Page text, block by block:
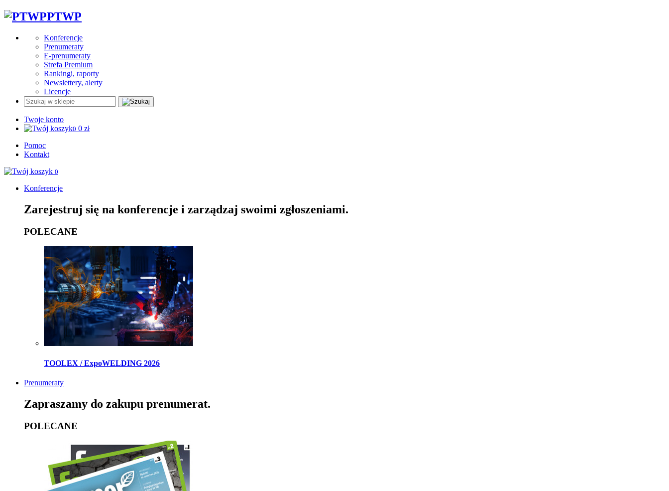
PTWP
Konferencje
Prenumeraty
E-prenumeraty
Strefa Premium
Rankingi, raporty
Newslettery, alerty
Licencje
Twoje konto
0 0 zł
Pomoc
Kontakt
0
Konferencje
Zarejestruj się na konferencje i zarządzaj swoimi zgłoszeniami.
POLECANE
TOOLEX / ExpoWELDING 2026
Prenumeraty
Zapraszamy do zakupu prenumerat.
POLECANE